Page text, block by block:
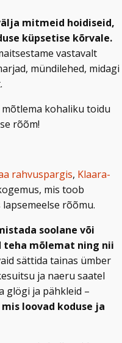
mitmeid hoidiseid,
küpsetise kõrvale.
vastavalt
mündilehed, midagi
kohaliku toidu
rõõm!
rahvuspargis, Klaara-
mis toob
rõõmu.
soolane või
teha mõlemat ning nii
sättida tainas ümber
ja naeru saatel
glögi ja pähkleid –
loovad koduse ja